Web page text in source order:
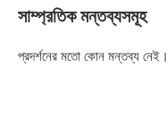
সাম্প্রতিক মন্তব্যসমূহ
প্রদর্শনের মতো কোন মন্তব্য নেই।